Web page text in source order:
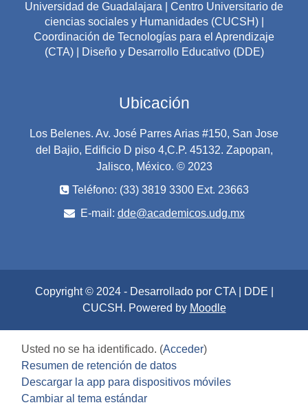
Universidad de Guadalajara | Centro Universitario de
ciencias sociales y Humanidades (CUCSH) |
Coordinación de Tecnologías para el Aprendizaje
(CTA) | Diseño y Desarrollo Educativo (DDE)
Ubicación
Los Belenes. Av. José Parres Arias #150, San Jose
del Bajio, Edificio D piso 4,C.P. 45132. Zapopan,
Jalisco, México. © 2023
Teléfono: (33) 3819 3300 Ext. 23663
E-mail: dde@academicos.udg.mx
Copyright © 2024 - Desarrollado por CTA | DDE |
CUCSH. Powered by Moodle
Usted no se ha identificado. (Acceder)
Resumen de retención de datos
Descargar la app para dispositivos móviles
Cambiar al tema estándar